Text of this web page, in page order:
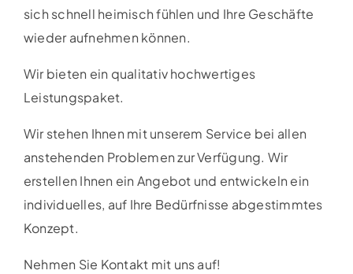
sich schnell heimisch fühlen und Ihre Geschäfte
wieder aufnehmen können.
Wir bieten ein qualitativ hochwertiges
Leistungspaket.
Wir stehen Ihnen mit unserem Service bei allen
anstehenden Problemen zur Verfügung. Wir
erstellen Ihnen ein Angebot und entwickeln ein
individuelles, auf Ihre Bedürfnisse abgestimmtes
Konzept.
Nehmen Sie Kontakt mit uns auf!